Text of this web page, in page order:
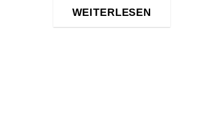
WEITERLESEN